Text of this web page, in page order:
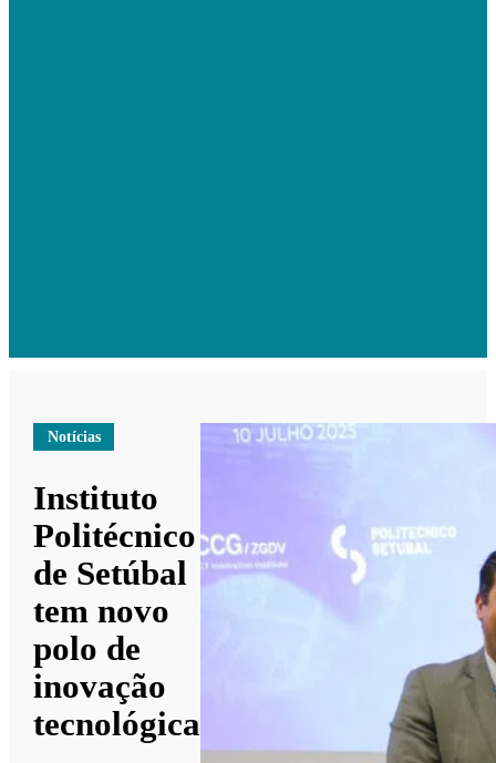
Notícias
Instituto
Politécnico
de Setúbal
tem novo
polo de
inovação
tecnológica